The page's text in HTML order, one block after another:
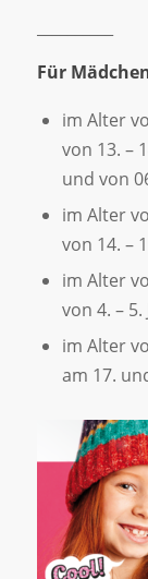
Für
im Alter
von 13. –
und von
im Alter
von 14. –
im Alter
von 4. – 5.
im Alter
am 17.